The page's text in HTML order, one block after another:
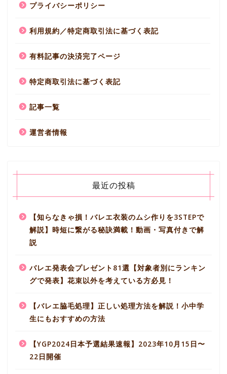
プライバシーポリシー
利用規約／特定商取引法に基づく表記
有料記事の決済完了ページ
特定商取引法に基づく表記
記事一覧
運営者情報
最近の投稿
【知らなきゃ損！バレエ衣装のムシ作りを3STEPで
解説】時短に繋がる秘訣満載！動画・写真付きで解
説
バレエ発表会プレゼント81選【対象者別にランキン
グで発表】花束以外を考えている方必見！
【バレエ脇毛処理】正しい処理方法を解説！小中学
生にもおすすめの方法
【YGP2024日本予選結果速報】2023年10月15日〜
22日開催